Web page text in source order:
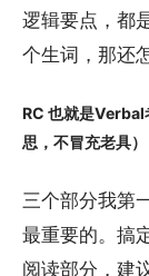
逻辑要点，都
个生词，那还
RC 也就是Verbal
思，不冒充老具）
三个部分我第
最重要的。搞
阅读部分，建